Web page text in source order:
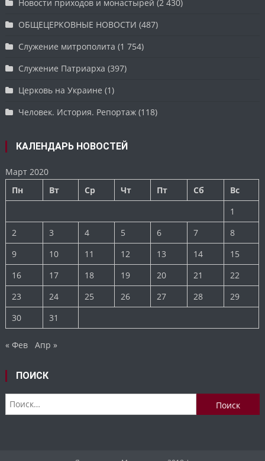
Новости приходов и монастырей (2 430)
ОБЩЕЦЕРКОВНЫЕ НОВОСТИ (487)
Служение митрополита (1 754)
Служение Патриарха (397)
Церковь на Украине (1)
Человек. История. Репортаж (118)
КАЛЕНДАРЬ НОВОСТЕЙ
Март 2020
Пн
Вт Ср Чт Пт Сб
Вс
1
2
3 4 5 6 7
8
9
10 11 12 13 14
15
16
17 18 19 20 21
22
23
24 25 26 27 28
29
30
31
« Фев Апр »
ПОИСК
Найти: